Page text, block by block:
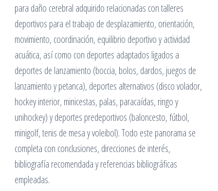
para daño cerebral adquirido relacionadas con talleres
deportivos para el trabajo de desplazamiento, orientación,
movimiento, coordinación, equilibrio deportivo y actividad
acuática, así como con deportes adaptados ligados a
deportes de lanzamiento (boccia, bolos, dardos, juegos de
lanzamiento y petanca), deportes alternativos (disco volador,
hockey interior, minicestas, palas, paracaídas, ringo y
unihockey) y deportes predeportivos (baloncesto, fútbol,
minigolf, tenis de mesa y voleibol). Todo este panorama se
completa con conclusiones, direcciones de interés,
bibliografía recomendada y referencias bibliográficas
empleadas.